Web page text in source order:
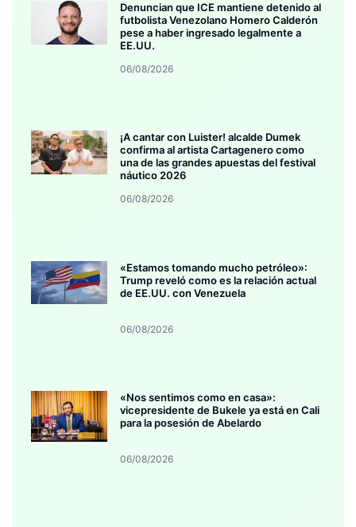
Denuncian que ICE mantiene detenido al
futbolista Venezolano Homero Calderón
pese a haber ingresado legalmente a
EE.UU.
06/08/2026
¡A cantar con Luister! alcalde Dumek
confirma al artista Cartagenero como
una de las grandes apuestas del festival
náutico 2026
06/08/2026
«Estamos tomando mucho petróleo»:
Trump reveló como es la relación actual
de EE.UU. con Venezuela
06/08/2026
«Nos sentimos como en casa»:
vicepresidente de Bukele ya está en Cali
para la posesión de Abelardo
06/08/2026